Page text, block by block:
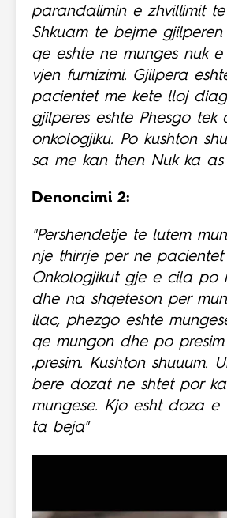
parandalimin e zhvillimit te
Shkuam te bejme
qe eshte ne munges nuk
vjen furnizimi. Gjilpera
pacientet me kete lloj
gjilperes eshte Phesgo tek
onkologjiku. Po kushton
sa me kan then Nuk ka
Denoncimi 2:
"Pershendetje te lutem
nje thirrje per ne pacientet
Onkologjikut gje e cila po
dhe na shqeteson per
ilac, phezgo eshte
qe mungon dhe po presim
,presim. Kushton shuuum.
bere dozat ne shtet por
mungese. Kjo esht doza e
ta beja"